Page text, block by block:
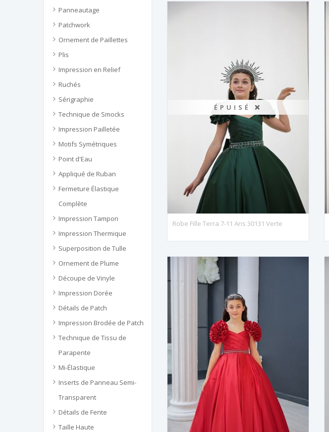
Panneautage
Patchwork
Ornement de Paillettes
Plis
Impression en Relief
Ruchés
Sérigraphie
Technique de Smocks
Impression Pailletée
Motifs Symétriques
Point d'Eau
Appliqué de Ruban
Fermeture Élastique
Complète
Impression Tampon
Impression Thermique
Superposition de Tulle
Ornement de Plume
Découpe de Vinyle
Impression Dorée
Détails de Patch
Impression Brodée de Patch
Technique de Tissu de
Parapente
Mi-Élastique
Inserts de Panneau Semi-
Transparent
Détails de Fente
Taille Haute
ÉPUISÉ ❌
Robe Fille Terra 7-11 Ans 30131 Verte